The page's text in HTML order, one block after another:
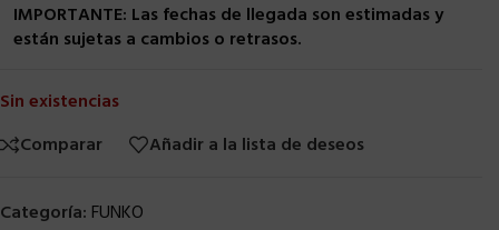
IMPORTANTE: Las fechas de llegada son estimadas y
están sujetas a cambios o retrasos.
Sin existencias
Comparar
Añadir a la lista de deseos
Categoría: FUNKO